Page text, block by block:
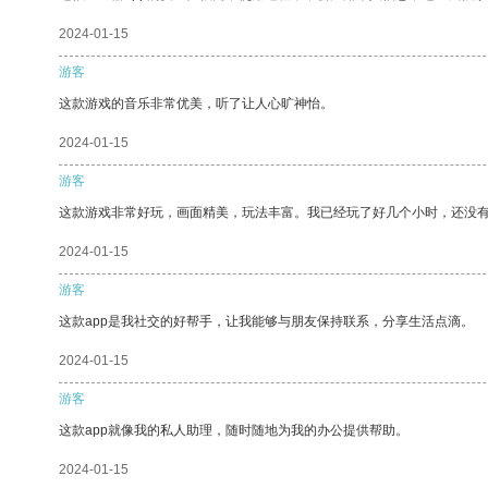
2024-01-15
游客
这款游戏的音乐非常优美，听了让人心旷神怡。
2024-01-15
游客
这款游戏非常好玩，画面精美，玩法丰富。我已经玩了好几个小时，还没
2024-01-15
游客
这款app是我社交的好帮手，让我能够与朋友保持联系，分享生活点滴。
2024-01-15
游客
这款app就像我的私人助理，随时随地为我的办公提供帮助。
2024-01-15